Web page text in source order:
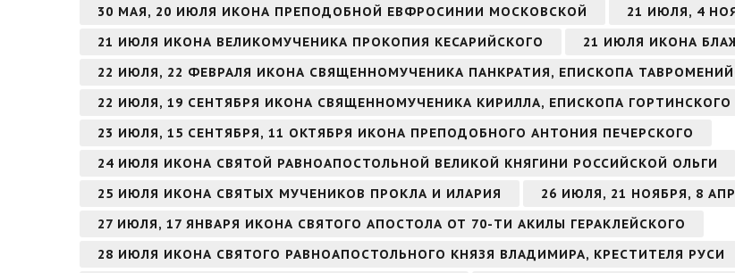
30 МАЯ, 20 ИЮЛЯ ИКОНА ПРЕПОДОБНОЙ ЕВФРОСИНИИ МОСКОВСКОЙ
21 ИЮЛЯ, 4
21 ИЮЛЯ ИКОНА ВЕЛИКОМУЧЕНИКА ПРОКОПИЯ КЕСАРИЙСКОГО
21 ИЮЛЯ ИКОНА
22 ИЮЛЯ, 22 ФЕВРАЛЯ ИКОНА СВЯЩЕННОМУЧЕНИКА ПАНКРАТИЯ, ЕПИСКОПА
22 ИЮЛЯ, 19 СЕНТЯБРЯ ИКОНА СВЯЩЕННОМУЧЕНИКА КИРИЛЛА, ЕПИСКОПА ГОРТИНСКОГО
23 ИЮЛЯ, 15 СЕНТЯБРЯ, 11 ОКТЯБРЯ ИКОНА ПРЕПОДОБНОГО АНТОНИЯ ПЕЧЕРСКОГО
24 ИЮЛЯ ИКОНА СВЯТОЙ РАВНОАПОСТОЛЬНОЙ ВЕЛИКОЙ КНЯГИНИ РОССИЙСКОЙ ОЛЬГИ
25 ИЮЛЯ ИКОНА СВЯТЫХ МУЧЕНИКОВ ПРОКЛА И ИЛАРИЯ
26 ИЮЛЯ, 21 НОЯБРЯ, 8
27 ИЮЛЯ, 17 ЯНВАРЯ ИКОНА СВЯТОГО АПОСТОЛА ОТ 70-ТИ АКИЛЫ ГЕРАКЛЕЙСКОГО
28 ИЮЛЯ ИКОНА СВЯТОГО РАВНОАПОСТОЛЬНОГО КНЯЗЯ ВЛАДИМИРА, КРЕСТИТЕЛЯ РУСИ